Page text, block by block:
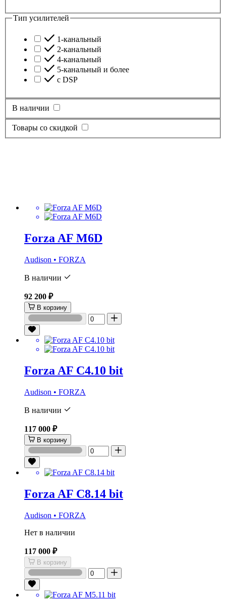
Тип усилителей
1-канальный
2-канальный
4-канальный
5-канальный и более
с DSP
В наличии
Товары со скидкой
Forza AF M6D
Audison • FORZA
В наличии
92 200 ₽
В корзину
Forza AF C4.10 bit
Audison • FORZA
В наличии
117 000 ₽
В корзину
Forza AF C8.14 bit
Audison • FORZA
Нет в наличии
117 000 ₽
В корзину